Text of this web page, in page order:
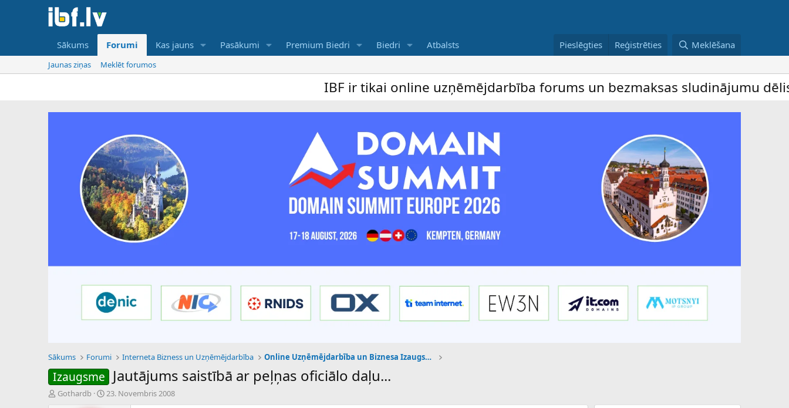
Sākums Forumi Kas jauns Pasākumi Premium Biedri Biedri Atbalsts Pieslēgties Reģistrēties Meklēšana
Jaunas ziņas Meklēt forumos
IBF ir tikai online uzņēmējdarbība forums un bezmaksas sludinājumu dēlis –
Sākums Forumi Interneta Bizness un Uzņēmējdarbība Online Uzņēmējdarbība un Biznesa Izaugsme
Izaugsme Jautājums saistībā ar peļņas oficiālo daļu...
P
Gothardb
S
23. Novembris 2008